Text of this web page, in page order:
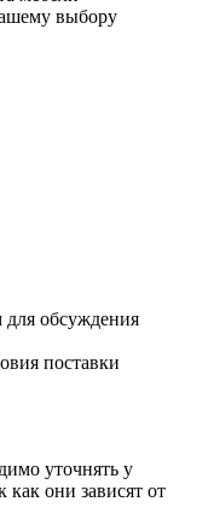
выбору
обсуждения
поставки
уточнять у
как они зависят от